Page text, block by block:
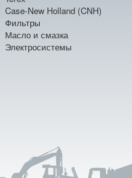
Case-New Holland (CNH)
Фильтры
Масло и смазка
Электросистемы